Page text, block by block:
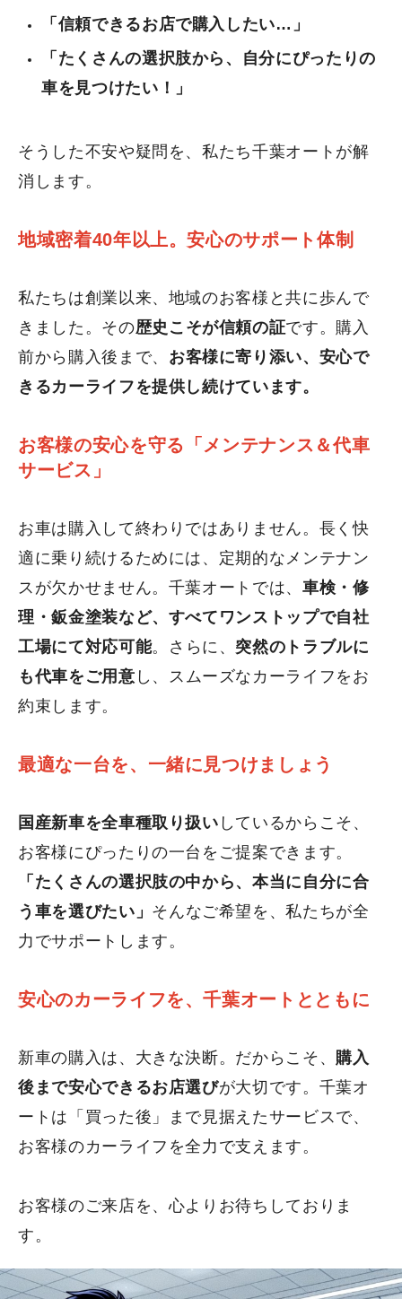
よくあるご質問
お客様からの声
アクセス
「信頼できるお店で購入したい…」
「たくさんの選択肢から、自分にぴったりの
車を見つけたい！」
そうした不安や疑問を、私たち千葉オートが解
消します。
地域密着40年以上。安心のサポート体制
私たちは創業以来、地域のお客様と共に歩んで
きました。その歴史こそが信頼の証です。購入
前から購入後まで、 お客様に寄り添い、安心で
きるカーライフを提供し続けています。
お客様の安心を守る「メンテナンス＆代車
サービス」
お車は購入して終わりではありません。長く快
適に乗り続けるためには、定期的なメンテナン
スが欠かせません。千葉オートでは、車検・修
理・鈑金塗装など、すべてワンストップで自社
工場にて対応可能。さらに、 突然のトラブルに
も代車をご用意 し、スムーズなカーライフをお
約束します。
最適な一台を、一緒に見つけましょう
国産新車を全車種取り扱い しているからこそ、
お客様にぴったりの一台をご提案できます。
「たくさんの選択肢の中から、本当に自分に合
う車を選びたい」 そんなご希望を、私たちが全
力でサポートします。
安心のカーライフを、千葉オートとともに
新車の購入は、大きな決断。だからこそ、 購入
後まで安心できるお店選びが大切です。千葉オ
ートは「買った後」まで見据えたサービスで、
お客様のカーライフを全力で支えます。
お客様のご来店を、心よりお待ちしておりま
す。